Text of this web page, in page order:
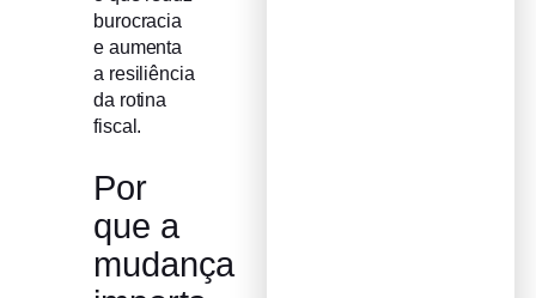
burocracia
e aumenta
a resiliência
da rotina
fiscal.
Por
que a
mudança